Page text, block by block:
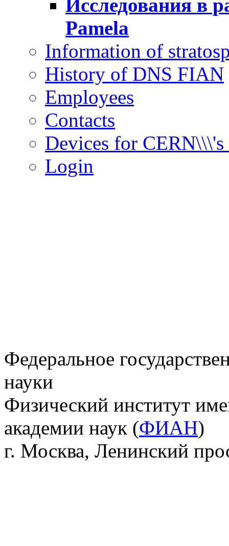
Исследования в
Pamela
Information of
History of DNS FIAN
Employees
Contacts
Devices for
Login
Федеральное
науки
Физический институт
академии наук (ФИАН)
г. Москва, Ленинский